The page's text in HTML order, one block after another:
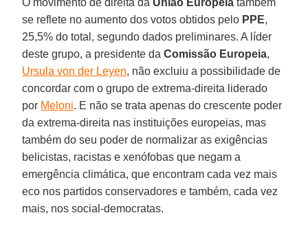
se reflete no aumento dos votos obtidos pelo PPE,
25,5% do total, segundo dados preliminares. A líder
deste grupo, a presidente daComissão Europeia,
Ursula von der Leyen, não excluiu a possibilidade de
concordar com o grupo de extrema-direita liderado
por Meloni. E não se trata apenas do crescente poder
da extrema-direita nas instituições europeias, mas
também do seu poder de normalizar as exigências
belicistas, racistas e xenófobas que negam a
emergência climática, que encontram cada vez mais
eco nos partidos conservadores e também, cada vez
mais, nos social-democratas.